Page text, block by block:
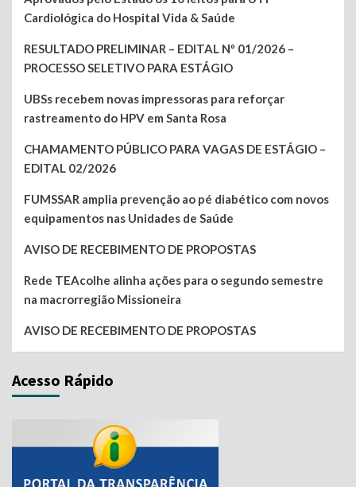
Cardiológica do Hospital Vida & Saúde
RESULTADO PRELIMINAR – EDITAL Nº 01/2026 –
PROCESSO SELETIVO PARA ESTÁGIO
UBSs recebem novas impressoras para reforçar
rastreamento do HPV em Santa Rosa
CHAMAMENTO PÚBLICO PARA VAGAS DE ESTÁGIO –
EDITAL 02/2026
FUMSSAR amplia prevenção ao pé diabético com novos
equipamentos nas Unidades de Saúde
AVISO DE RECEBIMENTO DE PROPOSTAS
Rede TEAcolhe alinha ações para o segundo semestre
na macrorregião Missioneira
AVISO DE RECEBIMENTO DE PROPOSTAS
Acesso Rápido